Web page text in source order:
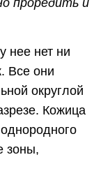
проредить и
нее нет ни
Все они
округлой
Кожица
зоны,